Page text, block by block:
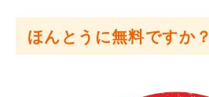
ほんとうに無料ですか？